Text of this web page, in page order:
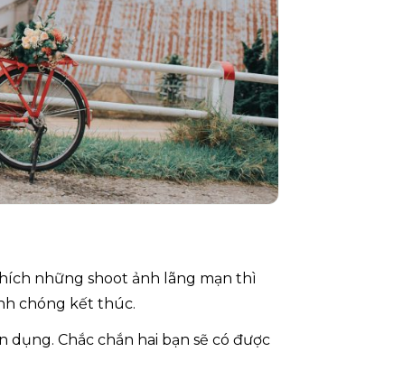
những shoot ảnh lãng mạn thì
chóng kết thúc.
Chắc chắn hai bạn sẽ có được